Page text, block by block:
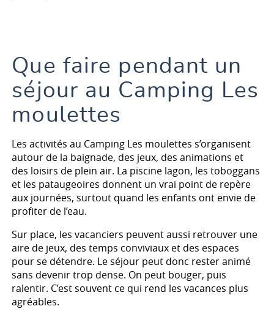
Que faire pendant un
séjour au Camping Les
moulettes
Les activités au Camping Les moulettes s’organisent
autour de la baignade, des jeux, des animations et
des loisirs de plein air. La piscine lagon, les toboggans
et les pataugeoires donnent un vrai point de repère
aux journées, surtout quand les enfants ont envie de
profiter de l’eau.
Sur place, les vacanciers peuvent aussi retrouver une
aire de jeux, des temps conviviaux et des espaces
pour se détendre. Le séjour peut donc rester animé
sans devenir trop dense. On peut bouger, puis
ralentir. C’est souvent ce qui rend les vacances plus
agréables.